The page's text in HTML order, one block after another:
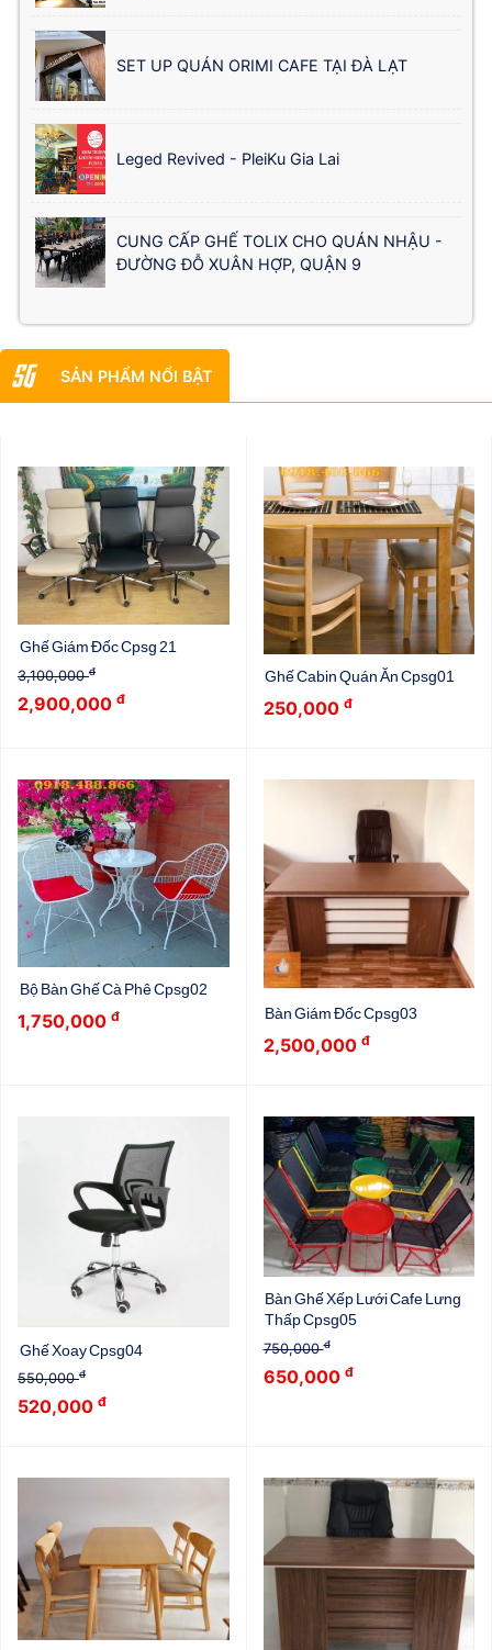
SET UP QUÁN ORIMI CAFE TẠI ĐÀ LẠT
Leged Revived - PleiKu Gia Lai
CUNG CẤP GHẾ TOLIX CHO QUÁN NHẬU -
ĐƯỜNG ĐỖ XUÂN HỢP, QUẬN 9
SẢN PHẨM NỔI BẬT
Ghế Giám Đốc Cpsg 21
3,100,000đ
2,900,000 đ
Ghế Cabin Quán Ăn Cpsg01
250,000 đ
Bộ Bàn Ghế Cà Phê Cpsg02
1,750,000 đ Bàn Giám Đốc Cpsg03
2,500,000 đ
Ghế Xoay Cpsg04
550,000đ
520,000 đ
Bàn Ghế Xếp Lưới Cafe Lưng
Thấp Cpsg05
750,000đ
650,000 đ